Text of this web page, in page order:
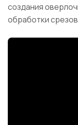
создания
обработки